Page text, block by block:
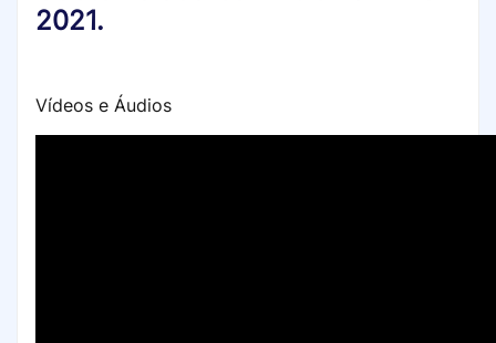
2021.
Vídeos e Áudios